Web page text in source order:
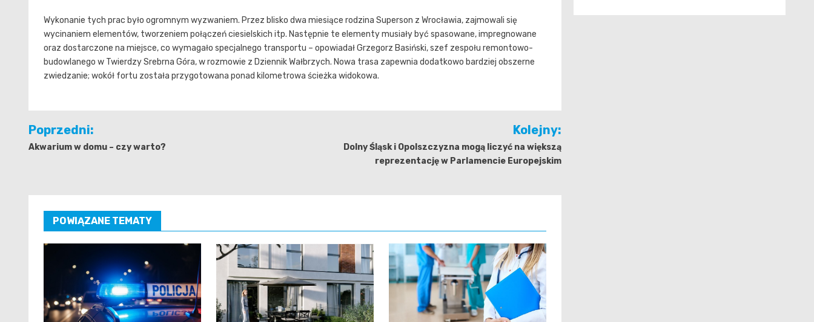
Wykonanie tych prac było ogromnym wyzwaniem. Przez blisko dwa miesiące rodzina Superson z Wrocławia, zajmowali się
wycinaniem elementów, tworzeniem połączeń ciesielskich itp. Następnie te elementy musiały być spasowane, impregnowane
oraz dostarczone na miejsce, co wymagało specjalnego transportu – opowiadał Grzegorz Basiński, szef zespołu remontowo-
budowlanego w Twierdzy Srebrna Góra, w rozmowie z Dziennik Wałbrzych. Nowa trasa zapewnia dodatkowo bardziej obszerne
zwiedzanie; wokół fortu została przygotowana ponad kilometrowa ścieżka widokowa.
Nawigacja
wpisu
Poprzedni:
Akwarium w domu – czy warto?
Kolejny:
Dolny Śląsk i Opolszczyzna mogą liczyć na większą
reprezentację w Parlamencie Europejskim
POWIĄZANE TEMATY